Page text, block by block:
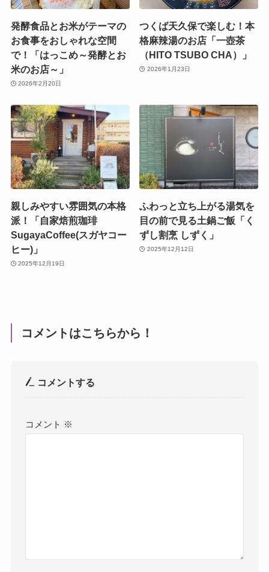
発酵食品とお米がテーマの
お食事をおしゃれな空間
で！「はっこめ～発酵とお
米のお店～」
2026年2月20日
つくば天久保で楽しむ！本
格麻辣湯のお店「一壺茶
（HITO TSUBO CHA）」
2026年1月23日
親しみやすい雰囲気の本格
派！「自家焙煎珈琲
SugayaCoffee(スガヤコー
ヒー)」
2025年12月19日
ふわっと立ち上がる湯気を
目の前で見る土鍋ご飯「く
ずし割烹 しずく」
2025年12月12日
コメントはこちらから！
コメントする
コメント ※